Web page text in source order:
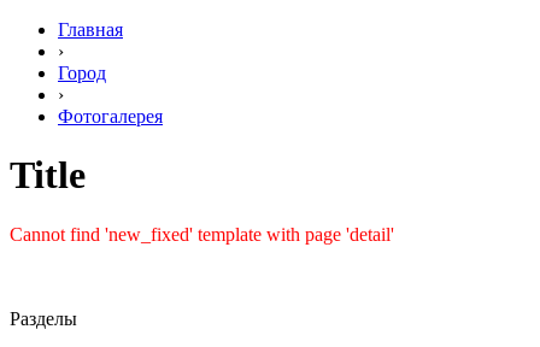
Главная
›
Город
›
Фотогалерея
Title
Cannot find 'new_fixed' template with page 'detail'
Разделы